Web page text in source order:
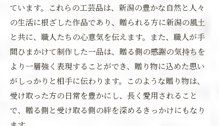
ています。これらの工芸品は、新潟の豊かな自然と人々
の生活に根ざした作品であり、贈られる方に新潟の風土
と共に、職人たちの心意気を伝えます。また、職人が手
間ひまかけて制作した一品は、贈る側の感謝の気持ちを
より一層強く表現することができ、贈り物に込めた思い
がしっかりと相手に伝わります。このような贈り物は、
受け取った方の日常を豊かにし、長く愛用されること
で、贈る側と受け取る側の絆を深めるきっかけにもなり